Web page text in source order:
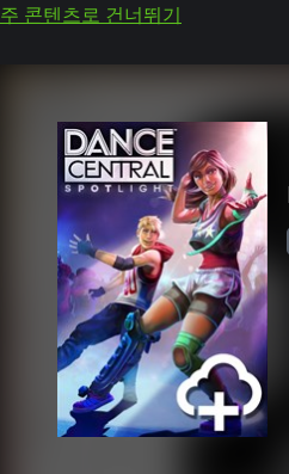
주 콘텐츠로 건너뛰기